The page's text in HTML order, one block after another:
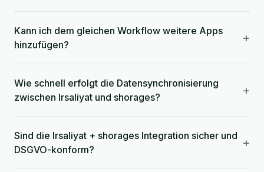
Kann ich dem gleichen Workflow weitere Apps
hinzufügen?
+
Wie schnell erfolgt die Datensynchronisierung
zwischen Irsaliyat und shorages?
+
Sind die Irsaliyat + shorages Integration sicher und
DSGVO-konform?
+